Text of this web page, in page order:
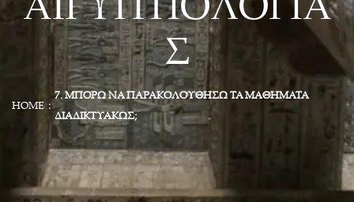
ΑΙΓΥΠΤΙΟΛΟΓΙΑ
Σ
HOME
7. ΜΠΟΡΏ ΝΑ ΠΑΡΑΚΟΛΟΥΘΉΣΩ ΤΑ ΜΑΘΉΜΑΤΑ
ΔΙΑΔΙΚΤΥΑΚΏΣ;